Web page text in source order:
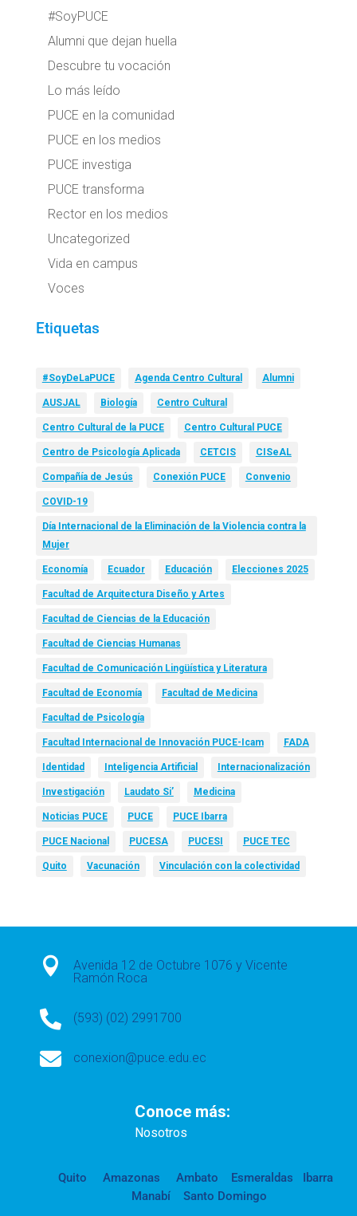
#SoyPUCE
Alumni que dejan huella
Descubre tu vocación
Lo más leído
PUCE en la comunidad
PUCE en los medios
PUCE investiga
PUCE transforma
Rector en los medios
Uncategorized
Vida en campus
Voces
Etiquetas
#SoyDeLaPUCE Agenda Centro Cultural Alumni
AUSJAL Biología Centro Cultural
Centro Cultural de la PUCE Centro Cultural PUCE
Centro de Psicología Aplicada CETCIS CISeAL
Compañía de Jesús Conexión PUCE Convenio
COVID-19
Día Internacional de la Eliminación de la Violencia contra la
Mujer
Economía Ecuador Educación Elecciones 2025
Facultad de Arquitectura Diseño y Artes
Facultad de Ciencias de la Educación
Facultad de Ciencias Humanas
Facultad de Comunicación Lingüística y Literatura
Facultad de Economía Facultad de Medicina
Facultad de Psicología
Facultad Internacional de Innovación PUCE-Icam FADA
Identidad Inteligencia Artificial Internacionalización
Investigación Laudato Si’ Medicina
Noticias PUCE PUCE PUCE Ibarra
PUCE Nacional PUCESA PUCESI PUCE TEC
Quito Vacunación Vinculación con la colectividad

Avenida 12 de Octubre 1076 y Vicente
Ramón Roca
 (593) (02) 2991700
 conexion@puce.edu.ec
Conoce más:
Nosotros
Quito Amazonas Ambato Esmeraldas
Ibarra
Manabí
Santo Domingo